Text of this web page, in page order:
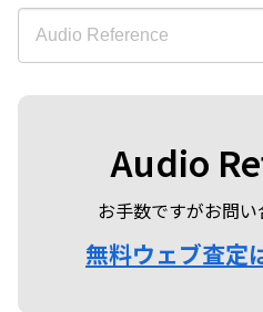
Audio
お手数ですがお問い
無料ウェブ査定